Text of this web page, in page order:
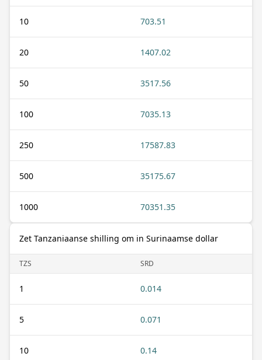
10 703.51
20 1407.02
50 3517.56
100 7035.13
250 17587.83
500 35175.67
1000 70351.35
Zet Tanzaniaanse shilling om in Surinaamse dollar
TZS SRD
1 0.014
5 0.071
10 0.14